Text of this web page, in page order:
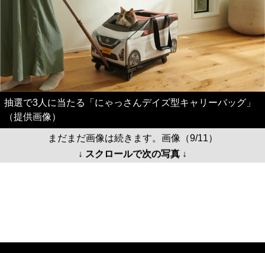
抽選で3人に当たる「にゃっさんデイズ型キャリーバッグ」
（提供画像）
まだまだ画像は続きます。画像（9/11）
↓ スクロールで次の写真 ↓